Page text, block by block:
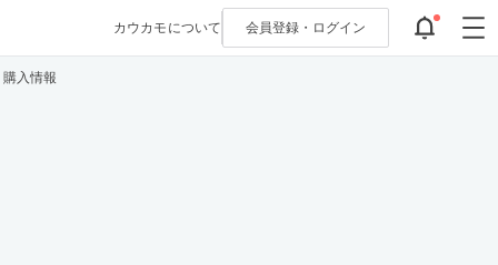
カウカモについて 会員登録・ ログイン
入情報